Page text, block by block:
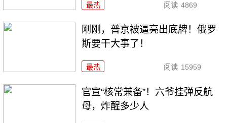
最热 阅读 4869
刚刚，普京被逼亮出底牌！俄罗
斯要干大事了！
最热 阅读 15959
官宣“核常兼备”！六爷挂弹反航
母，炸醒多少人